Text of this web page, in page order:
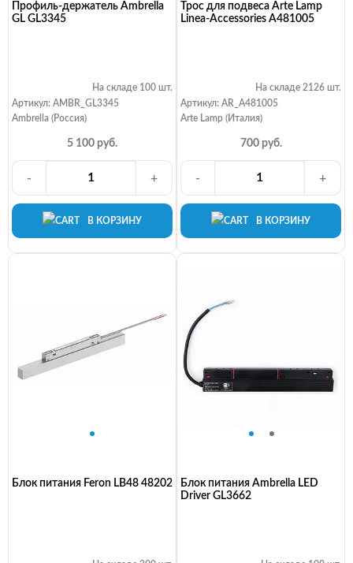
Профиль-держатель Ambrella
GL GL3345
На складе 100 шт.
Артикул: AMBR_GL3345
Ambrella (Россия)
5 100 руб.
В КОРЗИНУ
- +
Трос для подвеса Arte Lamp
Linea-Accessories A481005
На складе 2126 шт.
Артикул: AR_A481005
Arte Lamp (Италия)
700 руб.
В КОРЗИНУ
- +
Блок питания Feron LB48 48202
Блок питания Ambrella LED
Driver GL3662